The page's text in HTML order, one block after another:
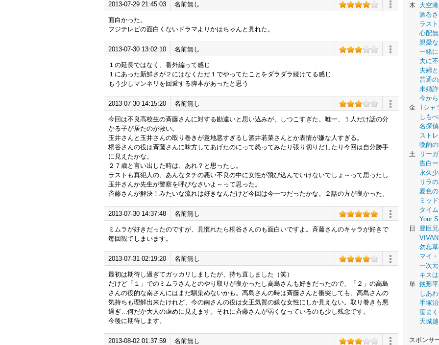
2013-07-29 21:45:03 名前無し
面白かった。
フジテレビの面白くないドラマよりかはちゃんと見れた。
2013-07-30 13:02:10 名前無し
１の延長ではなく、番外編って感じ
１にあった新鮮さが２にはなくただ１でやってたことをダラダラ続けてる感じ
もう少しマンネリを回避する脚本があったと思う
2013-07-30 14:15:20 名前無し
今回は不良高校生の斉藤さんに対する勘違いと思い込みが、しつこすぎた。唯一、１人だけ話の分
かる子が居たのが救い。
玉井さんと玉井さんの取り巻きが意地悪すぎるし酒井若菜さんとか表情が嫌な人すぎる。
桐谷さんの役は斉藤さんに味方してあげたのにって怒ってみたり張り切りだしたり今回は自分勝手
に見えたかな。
２７歳と言い出した時は、あれ？と思ったし。
ラストも真犯人の、あんなタチの悪い不良の中に女性が飛び込んでいけないでしょ～って思ったし
玉井さんか先生が警察を呼びなさいよ～って思った。
斉藤さんが解決！みたいな流れは好きなんだけど今回は今一つだったかな。２話の方が良かった。
2013-07-30 14:37:48 名前無し
ミムラが好きだったのですが、見慣れたら桐谷さんのも面白いですよ。斉藤さんのキャラが好きで
毎回観てしまいます。
2013-07-31 02:19:20 名前無し
最初は期待し過ぎてガッカリしましたが、持ち直しました（笑）
だけど「１」でのミムラさんとのやり取りが良かったし高島さんも好きだったので、「２」の高島
さんの役的な南さんにはまだ馴染めないかも。高島さんの時は斉藤さんと衝突しても、高島さんの
気持ちも理解出来たけれど、今の南さんの役は女王気質の嫌な女性にしか見えない。取り巻きも悪
過ぎ…何だか大人の虐めに見えます。それに斉藤さんが弱くなっているのも少し残念です。
今後に期待します。
2013-08-02 01:37:59 名前無し
木
大空
酒巻
ラス
心配
親愛
一緒
夫に
夫婦
普通
未婚
今か
金 Tシャ
しも
名探
スト
晩酌
土
リー
告白
永久
リラ
夏色
ミッ
タイ
Your
日
豊臣
勿忘
マイ
一次
キス
単 銭形
しあ
手塚
笹ま
天城
スポンサ